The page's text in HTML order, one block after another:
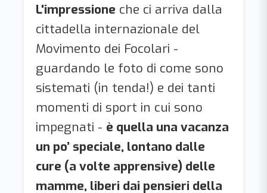
L'impressione che ci arriva dalla
cittadella internazionale del
Movimento dei Focolari -
guardando le foto di come sono
sistemati (in tenda!) e dei tanti
momenti di sport in cui sono
impegnati - è quella una vacanza
un po’ speciale, lontano dalle
cure (a volte apprensive) delle
mamme, liberi dai pensieri della